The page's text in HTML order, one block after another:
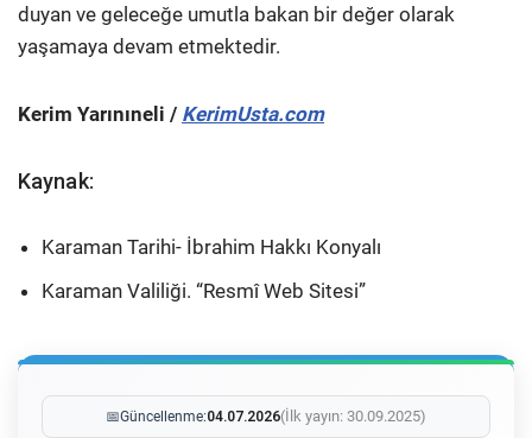
duyan ve geleceğe umutla bakan bir değer olarak
yaşamaya devam etmektedir.
Kerim Yarınıneli / KerimUsta.com
Kaynak:
Karaman Tarihi- İbrahim Hakkı Konyalı
Karaman Valiliği. “Resmî Web Sitesi”
📅Güncellenme:04.07.2026(İlk yayın: 30.09.2025)